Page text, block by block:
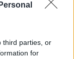
third parties, or
for
sono componenti
dal tipo di danno)è